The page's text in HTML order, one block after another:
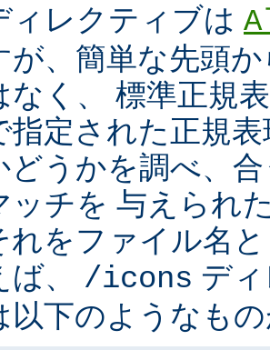
ィレクティブは
が、簡単な先頭
なく、 標準正規
指定された正規
どうかを調べ、
ッチを 与えられ
れをファイル名
、 /icons デ
以下のようなも